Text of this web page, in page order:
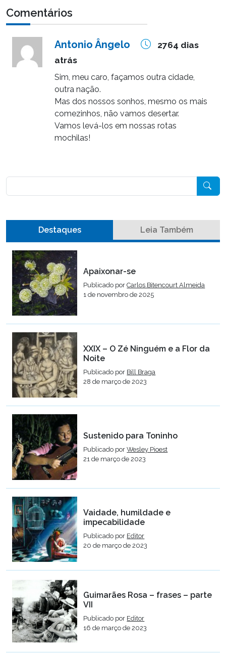
Comentários
Antonio Ângelo
2764 dias
atrás
Sim, meu caro, façamos outra cidade,
outra nação.
Mas dos nossos sonhos, mesmo os mais
comezinhos, não vamos desertar.
Vamos levá-los em nossas rotas
mochilas!
Destaques Leia Também
Apaixonar-se
Publicado porCarlos Bitencourt Almeida
1 de novembro de 2025
XXIX – O Zé Ninguém e a Flor da
Noite
Publicado por Bill Braga
28 de março de 2023
Sustenido para Toninho
Publicado porWesley Pioest
21 de março de 2023
Vaidade, humildade e
impecabilidade
Publicado por Editor
20 de março de 2023
Guimarães Rosa – frases – parte
VII
Publicado por Editor
16 de março de 2023